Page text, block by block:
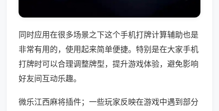
同时应用在很多场景之下这个手机打牌计算辅助也是
非常有用的，使用起来简单便捷。特别是在大家手机
打牌时可以合理调整牌型，提升游戏体验，避免影响
好友间互动乐趣。
微乐江西麻将插件；一些玩家反映在游戏中遇到部分